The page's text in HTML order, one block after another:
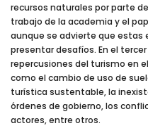
recursos naturales por parte
trabajo de la academia y el
aunque se advierte que estas
presentar desafíos. En el
repercusiones del turismo en
como el cambio de uso de
turística sustentable, la
órdenes de gobierno, los
actores, entre otros.